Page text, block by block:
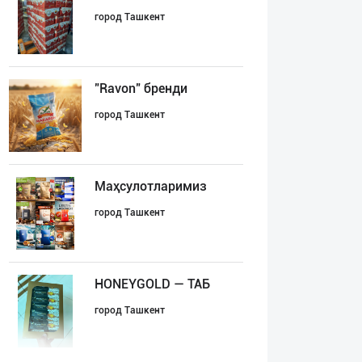
город Ташкент
"Ravon" бренди
город Ташкент
Маҳсулотларимиз
город Ташкент
HONEYGOLD — ТАБ
город Ташкент